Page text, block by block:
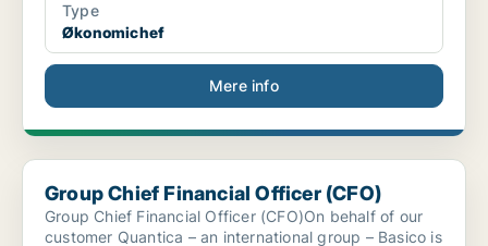
Type
Økonomichef
Mere info
Group Chief Financial Officer (CFO)
Group Chief Financial Officer (CFO)
Group Chief Financial Officer (CFO)On behalf of our
customer Quantica – an international group – Basico is